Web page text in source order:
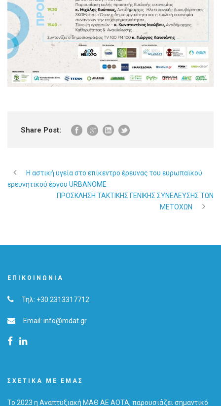
Share Post:
Η αστική υγεία στο επίκεντρο έρευνας του ευρωπαϊκού
ερευνητικού έργου URBANOME
ΠΡΟΣΚΛΗΣΗ ΤΑΚΤΙΚΗΣ ΓΕΝΙΚΗΣ ΣΥΝΕΛΕΥΣΗΣ ΤΩΝ
ΜΕΤΟΧΩΝ
ΕΠΙΚΟΙΝΩΝΊΑ
Τηλ: +30 2313317712
Email: info@mdat.gr
ΣΧΕΤΙΚΆ ΜΕ ΕΜΆΣ
Το 2023 η Αναπτυξιακή ΜΑΘ ΑΕ ΑΟΤΑ, παρουσιάζει σημαντικό